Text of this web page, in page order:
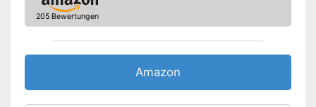
205 Bewertungen
Amazon